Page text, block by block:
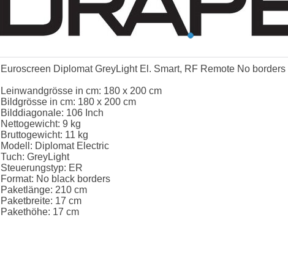
Euroscreen Diplomat GreyLight El. Smart, RF Remote No borders
Leinwandgrösse in cm: 180 x 200 cm
Bildgrösse in cm: 180 x 200 cm
Bilddiagonale: 106 Inch
Nettogewicht: 9 kg
Bruttogewicht: 11 kg
Modell: Diplomat Electric
Tuch: GreyLight
Steuerungstyp: ER
Format: No black borders
Paketlänge: 210 cm
Paketbreite: 17 cm
Pakethöhe: 17 cm